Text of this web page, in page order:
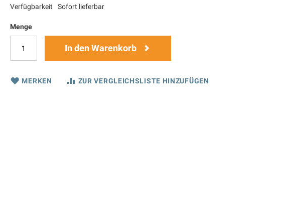
Verfügbarkeit Sofort lieferbar
Menge
In den Warenkorb
MERKEN ZUR VERGLEICHSLISTE HINZUFÜGEN